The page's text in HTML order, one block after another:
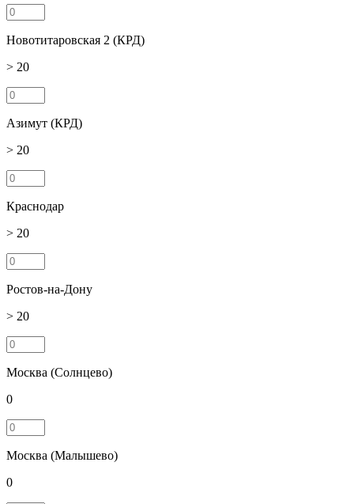
Новотитаровская 2 (КРД)
> 20
Азимут (КРД)
> 20
Краснодар
> 20
Ростов-на-Дону
> 20
Москва (Солнцево)
0
Москва (Малышево)
0